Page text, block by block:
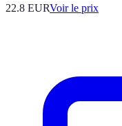
22.8 EURVoir le prix